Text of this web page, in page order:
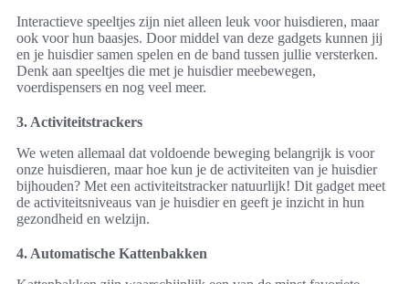
Interactieve speeltjes zijn niet alleen leuk voor huisdieren, maar
ook voor hun baasjes. Door middel van deze gadgets kunnen jij
en je huisdier samen spelen en de band tussen jullie versterken.
Denk aan speeltjes die met je huisdier meebewegen,
voerdispensers en nog veel meer.
3. Activiteitstrackers
We weten allemaal dat voldoende beweging belangrijk is voor
onze huisdieren, maar hoe kun je de activiteiten van je huisdier
bijhouden? Met een activiteitstracker natuurlijk! Dit gadget meet
de activiteitsniveaus van je huisdier en geeft je inzicht in hun
gezondheid en welzijn.
4. Automatische Kattenbakken